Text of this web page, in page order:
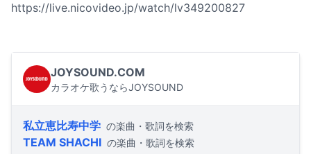
https://live.nicovideo.jp/watch/lv349200827
JOYSOUND.COM
カラオケ歌うならJOYSOUND
私立恵比寿中学 の楽曲・歌詞を検索
TEAM SHACHI の楽曲・歌詞を検索